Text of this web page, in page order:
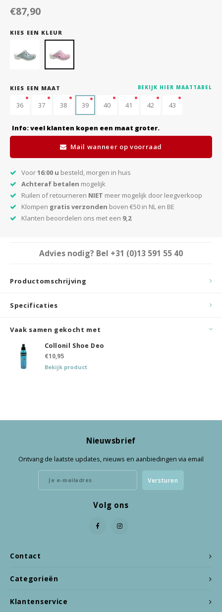
€87,90
KIES EEN KLEUR
KIES EEN MAAT BEKIJK HIER MAATTABEL
36 37 38 39 40 41 42 43
Info: veel klanten kopen een maat groter.
Mail wanneer op voorraad
Voor16:00 u besteld, morgen in huis
Achteraf betalen mogelijk
Ruilen of retourneren NIET meer mogelijk door leegverkoop
Klompen gratis verzonden boven €50 in NL en BE
Klanten beoordelen ons met een 9,2
Advies nodig? Bel +31 (0)13 591 55 40
Productomschrijving
Specificaties
Vaak samen gekocht met
Collonil Shoe Deo
€10,95
Bekijk product
Contact
Nieuwsbrief
Ontvang de laatste updates, nieuws en aanbiedingen via email
Versturen
Volg ons
Categorieën
Klantenservice